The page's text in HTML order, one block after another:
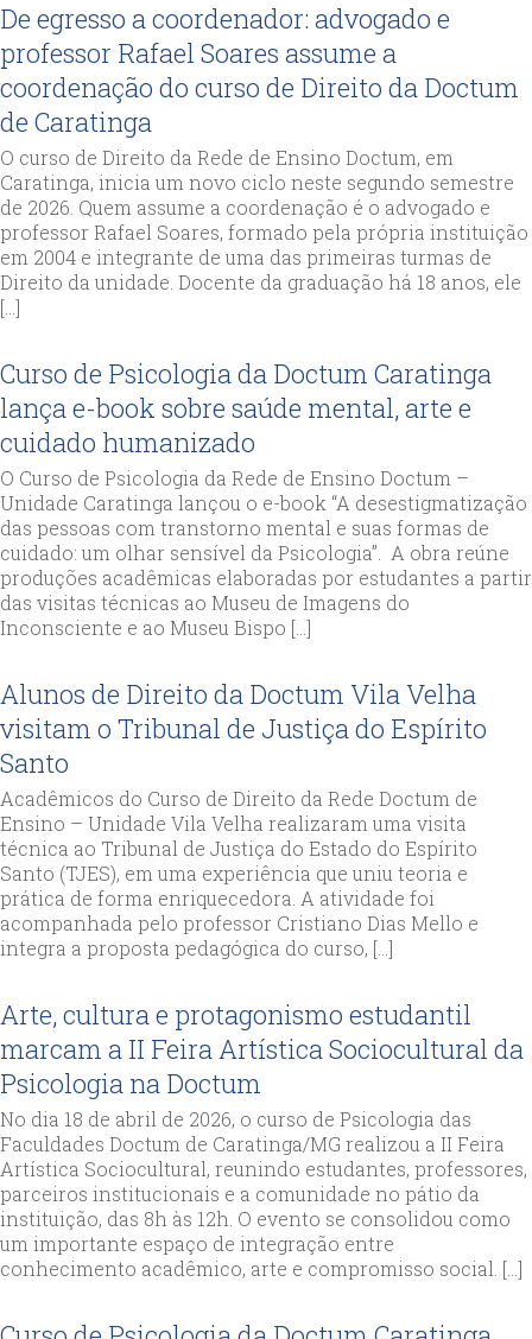
De egresso a coordenador: advogado e
professor Rafael Soares assume a
coordenação do curso de Direito da Doctum
de Caratinga
O curso de Direito da Rede de Ensino Doctum, em
Caratinga, inicia um novo ciclo neste segundo semestre
de 2026. Quem assume a coordenação é o advogado e
professor Rafael Soares, formado pela própria instituição
em 2004 e integrante de uma das primeiras turmas de
Direito da unidade. Docente da graduação há 18 anos, ele
[…]
Curso de Psicologia da Doctum Caratinga
lança e-book sobre saúde mental, arte e
cuidado humanizado
O Curso de Psicologia da Rede de Ensino Doctum –
Unidade Caratinga lançou o e-book “A desestigmatização
das pessoas com transtorno mental e suas formas de
cuidado: um olhar sensível da Psicologia”. A obra reúne
produções acadêmicas elaboradas por estudantes a partir
das visitas técnicas ao Museu de Imagens do
Inconsciente e ao Museu Bispo […]
Alunos de Direito da Doctum Vila Velha
visitam o Tribunal de Justiça do Espírito
Santo
Acadêmicos do Curso de Direito da Rede Doctum de
Ensino – Unidade Vila Velha realizaram uma visita
técnica ao Tribunal de Justiça do Estado do Espírito
Santo (TJES), em uma experiência que uniu teoria e
prática de forma enriquecedora. A atividade foi
acompanhada pelo professor Cristiano Dias Mello e
integra a proposta pedagógica do curso, […]
Arte, cultura e protagonismo estudantil
marcam a II Feira Artística Sociocultural da
Psicologia na Doctum
No dia 18 de abril de 2026, o curso de Psicologia das
Faculdades Doctum de Caratinga/MG realizou a II Feira
Artística Sociocultural, reunindo estudantes, professores,
parceiros institucionais e a comunidade no pátio da
instituição, das 8h às 12h. O evento se consolidou como
um importante espaço de integração entre
conhecimento acadêmico, arte e compromisso social. […]